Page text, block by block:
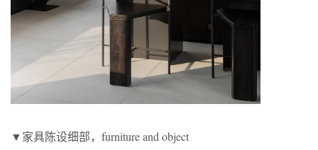
▼家具陈设细部，furniture and object